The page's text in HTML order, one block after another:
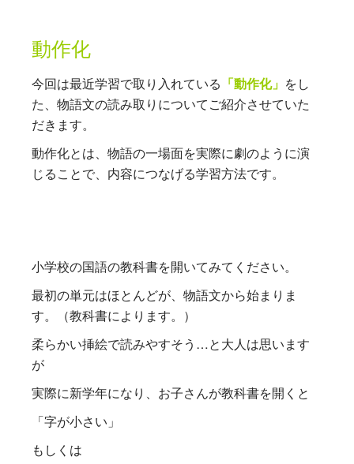
動作化
今回は最近学習で取り入れている 「動作化」 をし
た、物語文の読み取りについてご紹介させていた
だきます。
動作化とは、物語の一場面を実際に劇のように演
じることで、内容につなげる学習方法です。
小学校の国語の教科書を開いてみてください。
最初の単元はほとんどが、物語文から始まりま
す。（教科書によります。）
柔らかい挿絵で読みやすそう…と大人は思います
が
実際に新学年になり、お子さんが教科書を開くと
「字が小さい」
もしくは